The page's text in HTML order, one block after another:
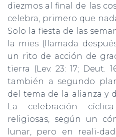
diezmos al final de las
celebra, primero que
Solo la fiesta de las
la mies (llamada
un rito de acción de
tierra (Lev. 23: 17; Deut.
también a segundo
del tema de la alianza y
La celebración
religiosas, según un
lunar, pero en reali-